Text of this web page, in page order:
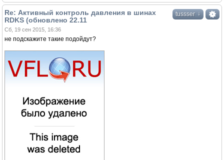
tussser ↓
Re: Активный контроль давления в шинах
RDKS (обновлено 22.11
Сб, 19 сен 2015, 16:36
не подскажите такие подойдут?